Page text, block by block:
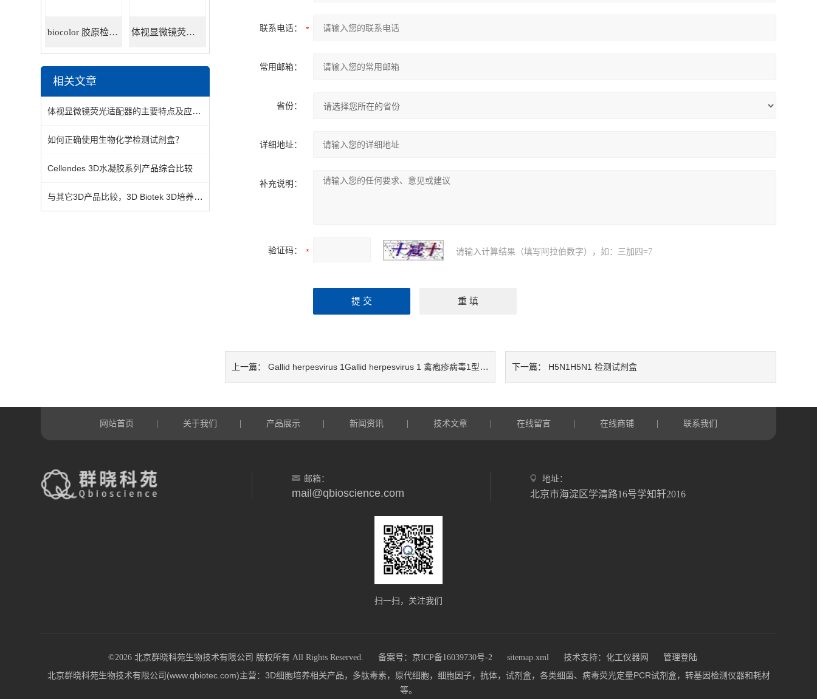
biocolor 胶原检测试剂盒 体视显微镜荧光适配器
相关文章
体视显微镜荧光适配器的主要特点及应用领域
如何正确使用生物化学检测试剂盒？
Cellendes 3D水凝胶系列产品综合比较
与其它3D产品比较，3D Biotek 3D培养支架*之处
联系电话：
常用邮箱：
省份：
详细地址：
补充说明：
验证码： 请输入计算结果（填写阿拉伯数字），如：三加四=7
上一篇： Gallid herpesvirus 1Gallid herpesvirus 1 禽疱疹病毒1型检测试剂盒 下一篇： H5N1H5N1 检测试剂盒
网站首页 关于我们 产品展示 新闻资讯 技术文章 在线留言 在线商铺 联系我们
邮箱：
mail@qbioscience.com
地址：
北京市海淀区学清路16号学知轩2016
扫一扫，关注我们
©2026 北京群晓科苑生物技术有限公司 版权所有 All Rights Reserved. 备案号：京ICP备16039730号-2 sitemap.xml 技术支持： 化工仪器网 管理登陆
北京群晓科苑生物技术有限公司(www.qbiotec.com)主营：3D细胞培养相关产品，多肽毒素，原代细胞，细胞因子，抗体，试剂盒，各类细菌、病毒荧光定量PCR试剂盒，转基因检测仪器和耗材
等。